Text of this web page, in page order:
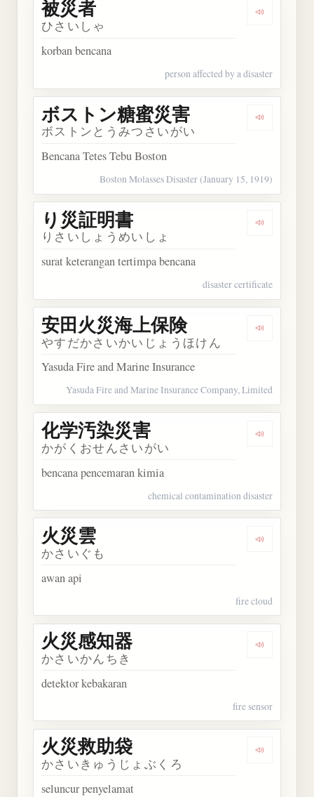
Dengarkan
被災者
ひさいしゃ
korban bencana
person affected by a disaster
Dengarkan
ボストン糖蜜災害
ボストンとうみつさいがい
Bencana Tetes Tebu Boston
Boston Molasses Disaster (January 15, 1919)
Dengarkan
り災証明書
りさいしょうめいしょ
surat keterangan tertimpa bencana
disaster certificate
Dengarkan
安田火災海上保険
やすだかさいかいじょうほけん
Yasuda Fire and Marine Insurance
Yasuda Fire and Marine Insurance Company, Limited
Dengarkan
化学汚染災害
かがくおせんさいがい
bencana pencemaran kimia
chemical contamination disaster
Dengarkan
火災雲
かさいぐも
awan api
fire cloud
Dengarkan
火災感知器
かさいかんちき
detektor kebakaran
fire sensor
Dengarkan
火災救助袋
かさいきゅうじょぶくろ
seluncur penyelamat